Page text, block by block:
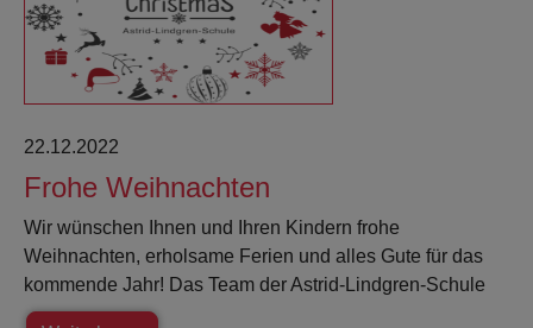
22.12.2022
Frohe Weihnachten
Wir wünschen Ihnen und Ihren Kindern frohe
Weihnachten, erholsame Ferien und alles Gute für das
kommende Jahr! Das Team der Astrid-Lindgren-Schule